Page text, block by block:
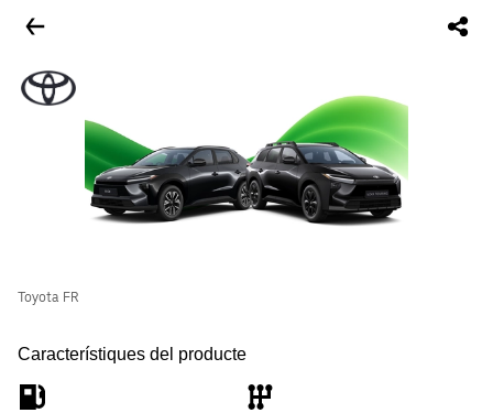
Toyota FR
Característiques del producte